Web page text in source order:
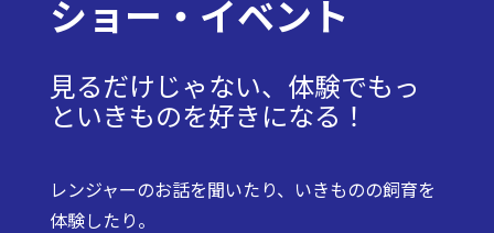
ショー・イベント
見るだけじゃない、体験でもっ
といきものを好きになる！
レンジャーのお話を聞いたり、いきものの飼育を
体験したり。